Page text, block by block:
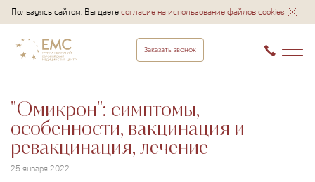
Пользуясь сайтом, Вы даетесогласие на использование файлов cookies
Заказать звонок
"Омикрон": симптомы,
особенности, вакцинация и
ревакцинация, лечение
25 января 2022